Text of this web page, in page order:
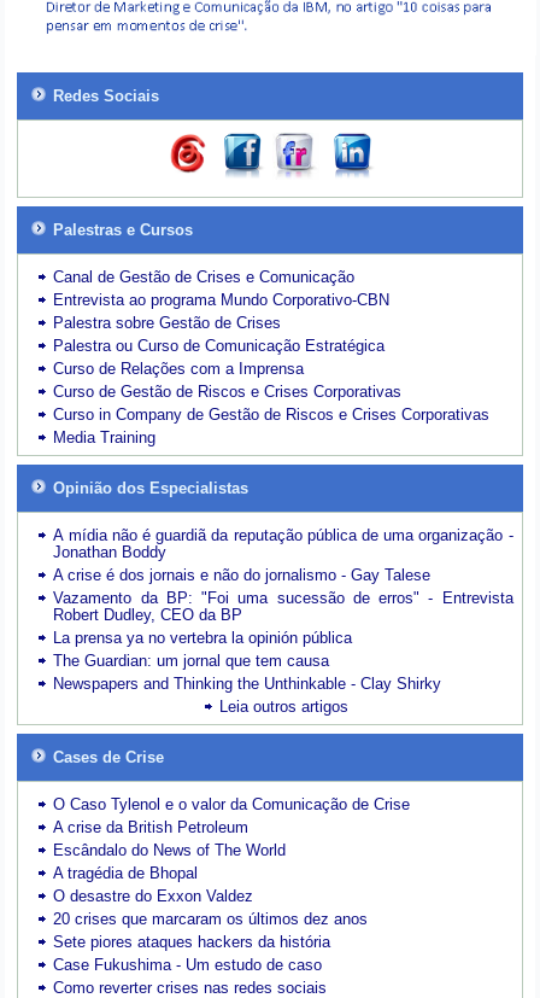
Redes Sociais
Palestras e Cursos
Canal de Gestão de Crises e Comunicação
Entrevista ao programa Mundo Corporativo-CBN
Palestra sobre Gestão de Crises
Palestra ou Curso de Comunicação Estratégica
Curso de Relações com a Imprensa
Curso de Gestão de Riscos e Crises Corporativas
Curso in Company de Gestão de Riscos e Crises Corporativas
Media Training
Opinião dos Especialistas
A mídia não é guardiã da reputação pública de uma organização -
Jonathan Boddy
A crise é dos jornais e não do jornalismo - Gay Talese
Vazamento da BP: "Foi uma sucessão de erros" - Entrevista
Robert Dudley, CEO da BP
La prensa ya no vertebra la opinión pública
The Guardian: um jornal que tem causa
Newspapers and Thinking the Unthinkable - Clay Shirky
Leia outros artigos
Cases de Crise
O Caso Tylenol e o valor da Comunicação de Crise
A crise da British Petroleum
Escândalo do News of The World
A tragédia de Bhopal
O desastre do Exxon Valdez
20 crises que marcaram os últimos dez anos
Sete piores ataques hackers da história
Case Fukushima - Um estudo de caso
Como reverter crises nas redes sociais